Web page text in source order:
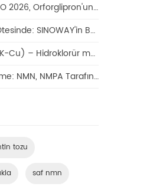
Oral GLP-1 Pazarını Yeniden Şekillendirme Potansiyelini Vurguluyor
Peptit/GHK-Cu) Yeni Nesil Formülasyonları Nasıl Mümkün Kılıyor?
mü yoksa Asetat mı Seçilmeli?
Resmen Yeni Bir Kozmetik Bileşeni Olarak Onaylandı
tozu
saf nmn